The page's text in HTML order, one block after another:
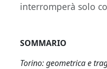
interromperà solo
SOMMARIO
Torino: geometrica e